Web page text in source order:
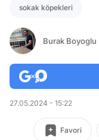
sokak köpekleri
Burak Boyoglu
27.05.2024 - 15:22
Favori